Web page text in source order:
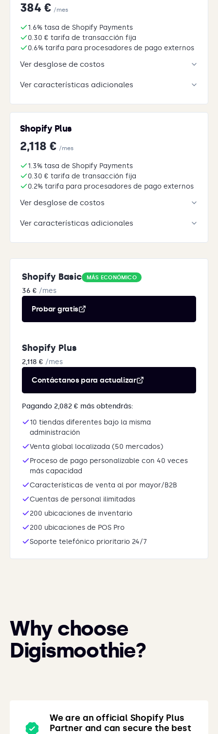
384 € /mes
1.6% tasa de Shopify Payments
0.30 € tarifa de transacción fija
0.6% tarifa para procesadores de pago externos
Ver desglose de costos
Ver características adicionales
Shopify Plus
2,118 € /mes
1.3% tasa de Shopify Payments
0.30 € tarifa de transacción fija
0.2% tarifa para procesadores de pago externos
Ver desglose de costos
Ver características adicionales
Shopify Basic MÁS ECONÓMICO
36 € /mes
Probar gratis
Shopify Plus
2,118 € /mes
Contáctanos para actualizar
Pagando 2,082 € más obtendrás:
10 tiendas diferentes bajo la misma
administración
Venta global localizada (50 mercados)
Proceso de pago personalizable con 40 veces
más capacidad
Características de venta al por mayor/B2B
Cuentas de personal ilimitadas
200 ubicaciones de inventario
200 ubicaciones de POS Pro
Soporte telefónico prioritario 24/7
Why choose
Digismoothie?
We are an official Shopify Plus
Partner and can secure the best